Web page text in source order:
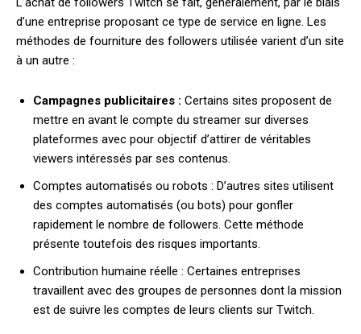
d’une entreprise proposant ce type de service en ligne. Les
méthodes de fourniture des followers utilisée varient d’un site
à un autre :
Campagnes publicitaires : Certains sites proposent de
mettre en avant le compte du streamer sur diverses
plateformes avec pour objectif d’attirer de véritables
viewers intéressés par ses contenus.
Comptes automatisés ou robots : D’autres sites utilisent
des comptes automatisés (ou bots) pour gonfler
rapidement le nombre de followers. Cette méthode
présente toutefois des risques importants.
Contribution humaine réelle : Certaines entreprises
travaillent avec des groupes de personnes dont la mission
est de suivre les comptes de leurs clients sur Twitch.